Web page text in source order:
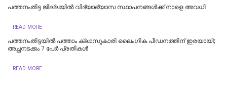
പത്തനംതിട്ട ജില്ലയിൽ വിദ്യാഭ്യാസ സ്ഥാപനങ്ങൾക്ക് നാളെ അവധി
READ MORE
പത്തനംതിട്ടയില്‍ പത്താം ക്ലാസുകാരി ലൈംഗിക പീഡനത്തിന് ഇരയായി;
അച്ഛനടക്കം 7 പേര്‍ പ്രതികള്‍
READ MORE